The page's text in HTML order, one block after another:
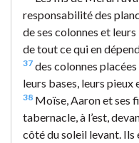
responsabilité des
de ses colonnes et
de tout ce qui en
37 des colonnes
leurs bases, leurs pieux
38 Moïse, Aaron et ses
tabernacle, à l’est,
côté du soleil levant. Ils